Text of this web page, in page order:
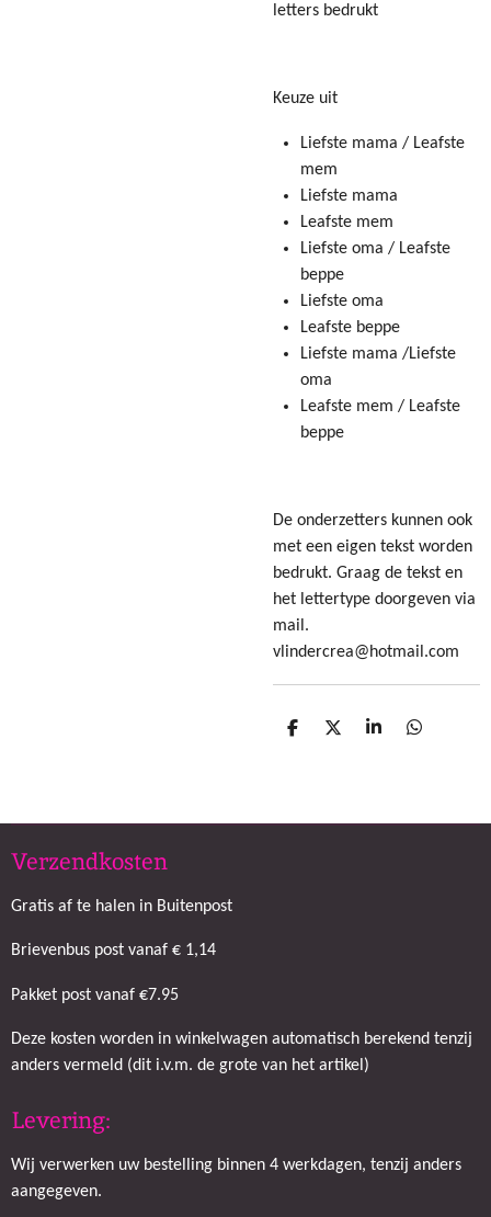
letters bedrukt
Keuze uit
Liefste mama / Leafste
mem
Liefste mama
Leafste mem
Liefste oma / Leafste
beppe
Liefste oma
Leafste beppe
Liefste mama /Liefste
oma
Leafste mem / Leafste
beppe
De onderzetters kunnen ook
met een eigen tekst worden
bedrukt. Graag de tekst en
het lettertype doorgeven via
mail.
vlindercrea@hotmail.com
D
D
S
D
Verzendkosten
Gratis af te halen in Buitenpost
Brievenbus post vanaf € 1,14
Pakket post vanaf €7.95
Deze kosten worden in winkelwagen automatisch berekend tenzij
anders vermeld (dit i.v.m. de grote van het artikel)
Levering:
Wij verwerken uw bestelling binnen 4 werkdagen, tenzij anders
aangegeven.